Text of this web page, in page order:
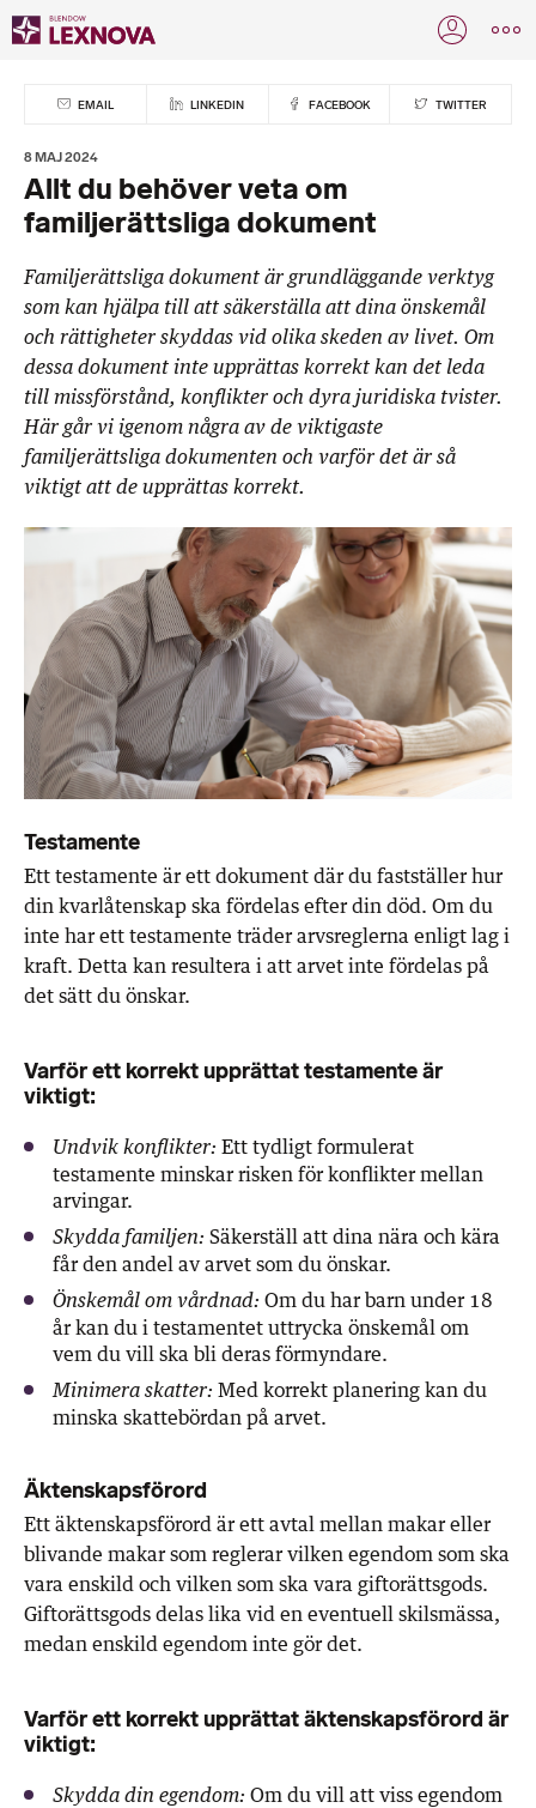
EMAIL LINKEDIN FACEBOOK TWITTER
8 MAJ 2024
Allt du behöver veta om
familjerättsliga dokument
Familjerättsliga dokument är grundläggande verktyg
som kan hjälpa till att säkerställa att dina önskemål
och rättigheter skyddas vid olika skeden av livet. Om
dessa dokument inte upprättas korrekt kan det leda
till missförstånd, konflikter och dyra juridiska tvister.
Här går vi igenom några av de viktigaste
familjerättsliga dokumenten och varför det är så
viktigt att de upprättas korrekt.
Testamente
Ett testamente är ett dokument där du fastställer hur
din kvarlåtenskap ska fördelas efter din död. Om du
inte har ett testamente träder arvsreglerna enligt lag i
kraft. Detta kan resultera i att arvet inte fördelas på
det sätt du önskar.
Varför ett korrekt upprättat testamente är
viktigt:
Undvik konflikter: Ett tydligt formulerat
testamente minskar risken för konflikter mellan
arvingar.
Skydda familjen: Säkerställ att dina nära och kära
får den andel av arvet som du önskar.
Önskemål om vårdnad: Om du har barn under 18
år kan du i testamentet uttrycka önskemål om
vem du vill ska bli deras förmyndare.
Minimera skatter: Med korrekt planering kan du
minska skattebördan på arvet.
Äktenskapsförord
Ett äktenskapsförord är ett avtal mellan makar eller
blivande makar som reglerar vilken egendom som ska
vara enskild och vilken som ska vara giftorättsgods.
Giftorättsgods delas lika vid en eventuell skilsmässa,
medan enskild egendom inte gör det.
Varför ett korrekt upprättat äktenskapsförord är
viktigt:
Skydda din egendom: Om du vill att viss egendom